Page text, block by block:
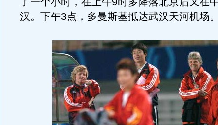
汉。下午3点，多曼斯基抵达武汉天河机场